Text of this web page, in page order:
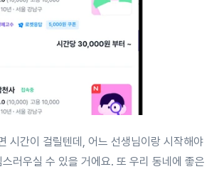
시간이 걸릴텐데, 어느 선생님이랑 시작해야
러우실 수 있을 거에요. 또 우리 동네에 좋은